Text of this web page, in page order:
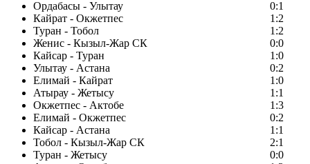
Ордабасы - Улытау
0:1
Кайрат - Окжетпес
1:2
Туран - Тобол
1:2
Женис - Кызыл-Жар СК
0:0
Кайсар - Туран
1:0
Улытау - Астана
0:2
Елимай - Кайрат
1:0
Атырау - Жетысу
1:1
Окжетпес - Актобе
1:3
Елимай - Окжетпес
0:2
Кайсар - Астана
1:1
Тобол - Кызыл-Жар СК
2:1
Туран - Жетысу
0:0